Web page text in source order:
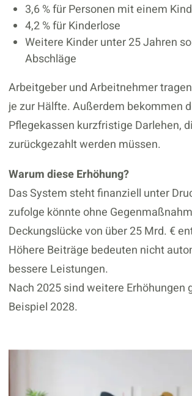
3,6 % für Personen mit einem Kind
4,2 % für Kinderlose
Weitere Kinder unter 25 Jahren
Abschläge
Arbeitgeber und Arbeitnehmer
je zur Hälfte. Außerdem bekommen
Pflegekassen kurzfristige Darlehen,
zurückgezahlt werden müssen.
Warum diese Erhöhung?
Das System steht finanziell unter
zufolge könnte ohne
Deckungslücke von über 25 Mrd. €
Höhere Beiträge bedeuten nicht
bessere Leistungen.
Nach 2025 sind weitere Erhöhungen
Beispiel 2028.